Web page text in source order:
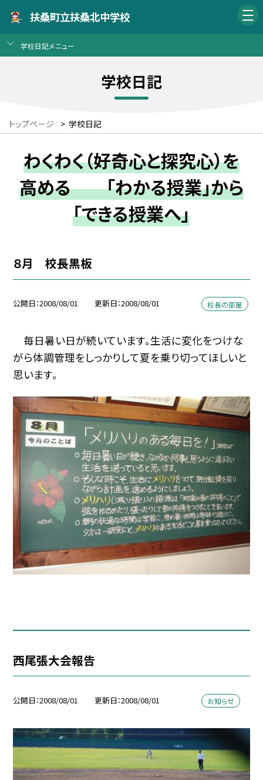
扶桑町立扶桑北中学校
学校日記メニュー
学校日記
トップページ > 学校日記
わくわく（好奇心と探究心）を
高める 「わかる授業」から
「できる授業へ」
８月 校長黒板
公開日 2008/08/01 更新日 2008/08/01 校長の部屋
毎日暑い日が続いています。生活に変化をつけな
がら体調管理をしっかりして夏を乗り切ってほしいと
思います。
西尾張大会報告
公開日 2008/08/01 更新日 2008/08/01 お知らせ